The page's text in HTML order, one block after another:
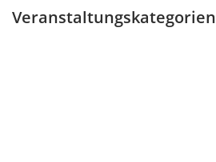
Veranstaltungskategorien